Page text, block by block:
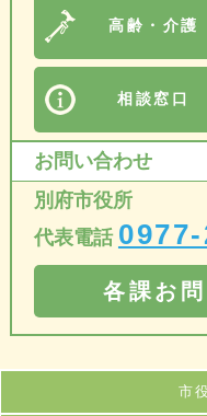
高齢・介護
相談窓口
お問い合わせ
別府市役所
代表電話
各課お
市